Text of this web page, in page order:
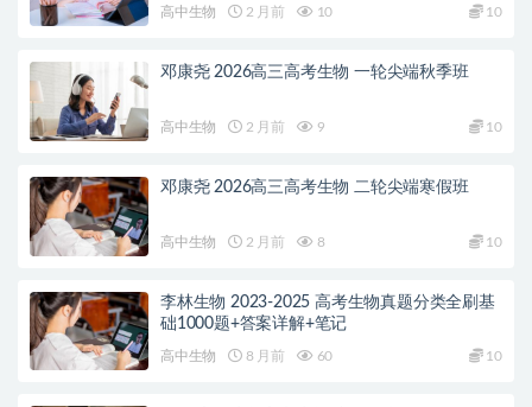
高中生物 2 月前 10 10
邓康尧 2026高三高考生物 一轮尖端秋季班
高中生物 2 月前 9 10
邓康尧 2026高三高考生物 二轮尖端寒假班
高中生物 2 月前 8 10
李林生物 2023-2025 高考生物真题分类全刷基
础1000题+答案详解+笔记
高中生物 8 月前 60 10